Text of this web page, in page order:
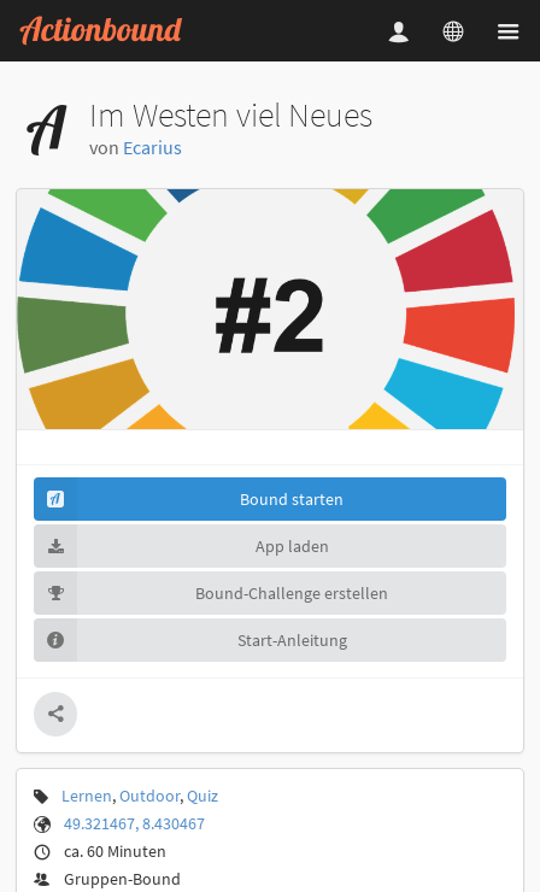
Im Westen viel Neues
von Ecarius
Bound starten
App laden
Bound-Challenge erstellen
Start-Anleitung
Lernen,Outdoor,Quiz
49.321467, 8.430467
ca. 60 Minuten
Gruppen-Bound